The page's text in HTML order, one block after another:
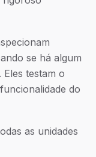
se há algum
testam o
do
as unidades